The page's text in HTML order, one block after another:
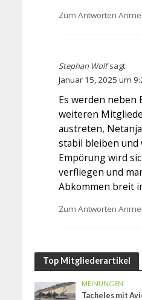
Zum Antworten
Stephan Wolf sagt:
Januar 15, 2025 um
Es werden neben
weiteren
austreten,
stabil bleiben und
Empörung wird
verfliegen und
Abkommen breit
Zum Antworten
Top Mitgliederartikel
MEINUNGEN
Tacheles mit